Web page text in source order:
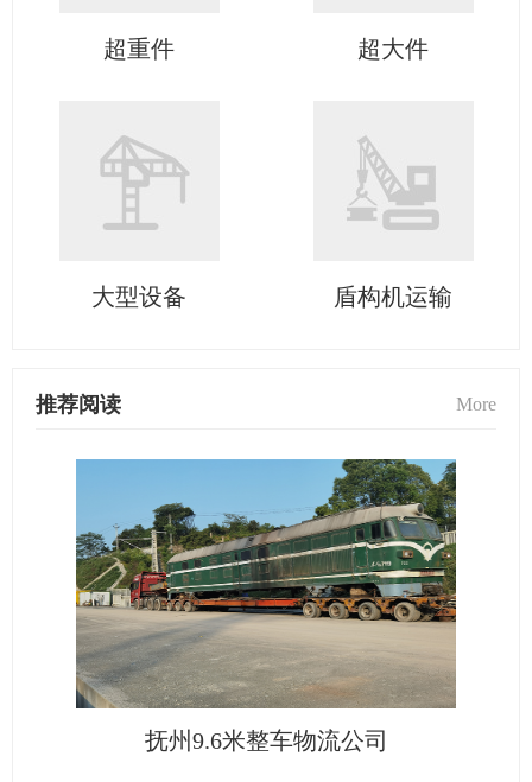
超重件 超大件
大型设备 盾构机运输
推荐阅读 More
抚州9.6米整车物流公司